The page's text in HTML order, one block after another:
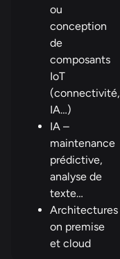
ou
conception
de
composants
IoT
(connectivité,
IA…)
IA –
maintenance
prédictive,
analyse de
texte…
Architectures
on premise
et cloud